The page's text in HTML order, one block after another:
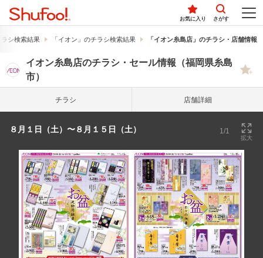
お気に入り さがす
シ検索結果 「イオン」のチラシ検索結果 「イオン糸島店」のチラシ・店舗情報
イオン糸島店のチラシ・セール情報（福岡県糸島
市）
チラシ 店舗詳細
８月１日（土）〜８月１５日（土） 1/1
拡大